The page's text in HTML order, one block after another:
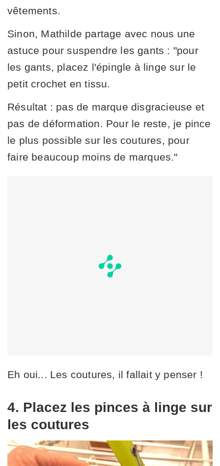
vêtements.
Sinon, Mathilde partage avec nous une
astuce pour suspendre les gants : "pour
les gants, placez l'épingle à linge sur le
petit crochet en tissu.
Résultat : pas de marque disgracieuse et
pas de déformation. Pour le reste, je pince
le plus possible sur les coutures, pour
faire beaucoup moins de marques."
Eh oui... Les coutures, il fallait y penser !
4. Placez les pinces à linge sur
les coutures